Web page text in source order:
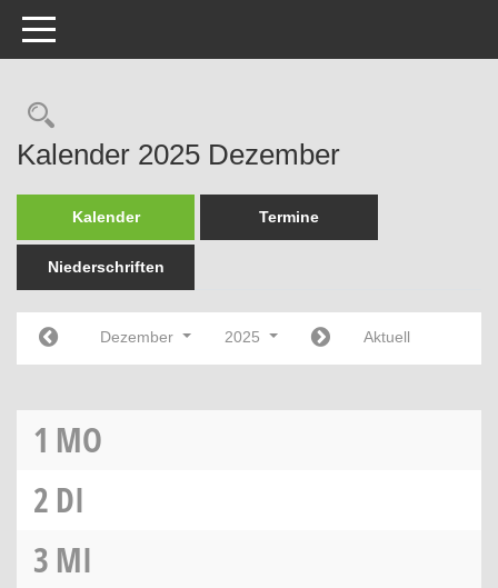
Toggle navigation
Rechercheauswahl
Kalender 2025 Dezember
Kalender Termine
Niederschriften
Dezember 2025 Aktuell
1 MO
2 DI
3 MI